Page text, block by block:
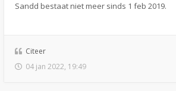
Sandd bestaat niet meer sinds 1 feb 2019.
Citeer
04 jan 2022, 19:49